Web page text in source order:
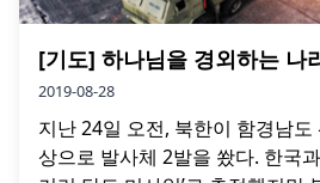
[기도] 하나님을 경외하는 나
2019-08-28
지난 24일 오전, 북한이 함경남도
상으로 발사체 2발을 쐈다. 한국